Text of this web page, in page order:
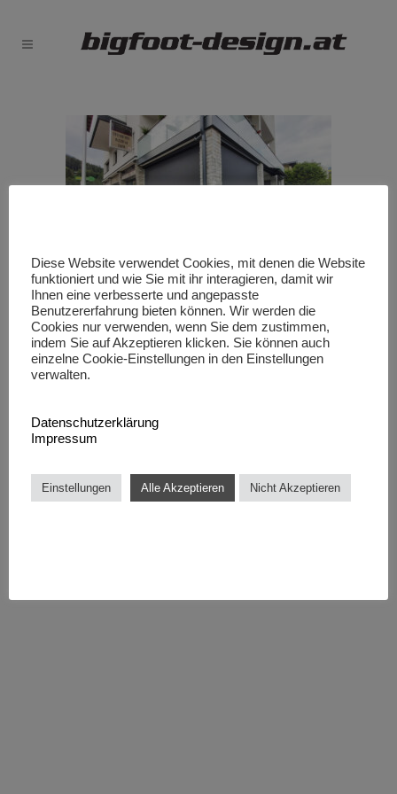
Diese Website verwendet Cookies, mit denen die Website
funktioniert und wie Sie mit ihr interagieren, damit wir
Ihnen eine verbesserte und angepasste
Benutzererfahrung bieten können. Wir werden die
Cookies nur verwenden, wenn Sie dem zustimmen,
indem Sie auf Akzeptieren klicken. Sie können auch
einzelne Cookie-Einstellungen in den Einstellungen
verwalten.
Datenschutzerklärung
Impressum
Einstellungen Alle Akzeptieren Nicht Akzeptieren